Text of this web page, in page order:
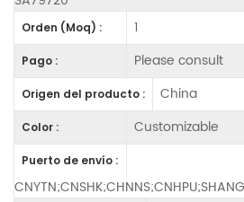
Orden (Moq) : 1
Pago : Please consult
Origen del producto : China
Color : Customizable
Puerto de envío :